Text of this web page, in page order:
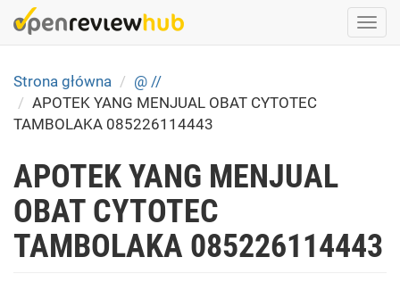
Skip
to
content
Strona główna
@ //
APOTEK YANG MENJUAL OBAT CYTOTEC
TAMBOLAKA 085226114443
APOTEK YANG MENJUAL
OBAT CYTOTEC
TAMBOLAKA 085226114443